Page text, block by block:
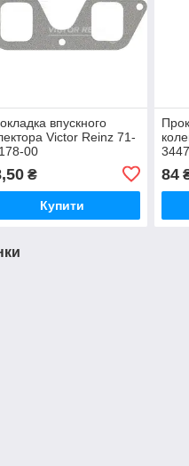
впускного
Victor Reinz 71-
00
₴
Купити
84